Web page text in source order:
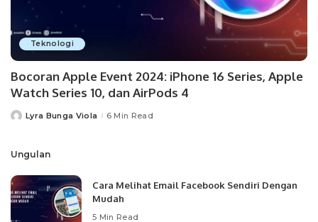
Teknologi
Bocoran Apple Event 2024: iPhone 16 Series, Apple
Watch Series 10, dan AirPods 4
PostedLyra Bunga Viola 6 Min Read
Ungulan
Cara Melihat Email Facebook Sendiri Dengan
Mudah
5 Min Read